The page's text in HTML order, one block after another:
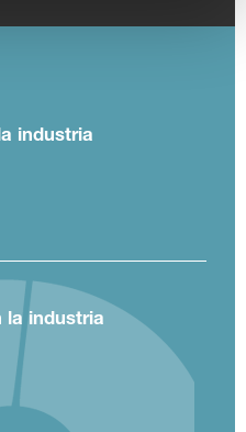
industria
la industria